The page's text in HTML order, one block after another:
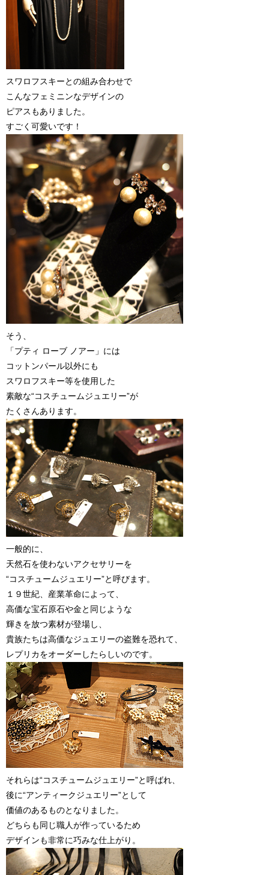
スワロフスキーとの組み合わせで
こんなフェミニンなデザインの
ピアスもありました。
すごく可愛いです！
そう、
「プティ ローブ ノアー」には
コットンパール以外にも
スワロフスキー等を使用した
素敵な“コスチュームジュエリー”が
たくさんあります。
一般的に、
天然石を使わないアクセサリーを
“コスチュームジュエリー”と呼びます。
１９世紀、産業革命によって、
高価な宝石原石や金と同じような
輝きを放つ素材が登場し、
貴族たちは高価なジュエリーの盗難を恐れて、
レプリカをオーダーしたらしいのです。
それらは“コスチュームジュエリー”と呼ばれ、
後に“アンティークジュエリー”として
価値のあるものとなりました。
どちらも同じ職人が作っているため
デザインも非常に巧みな仕上がり。